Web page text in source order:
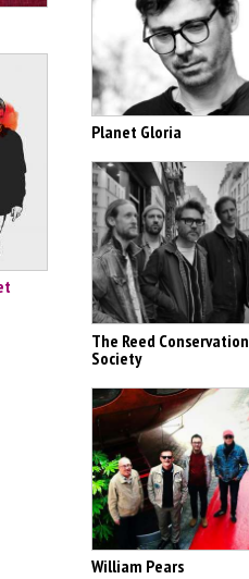
Planet Gloria
The Reed Conservation
Society
William Pears